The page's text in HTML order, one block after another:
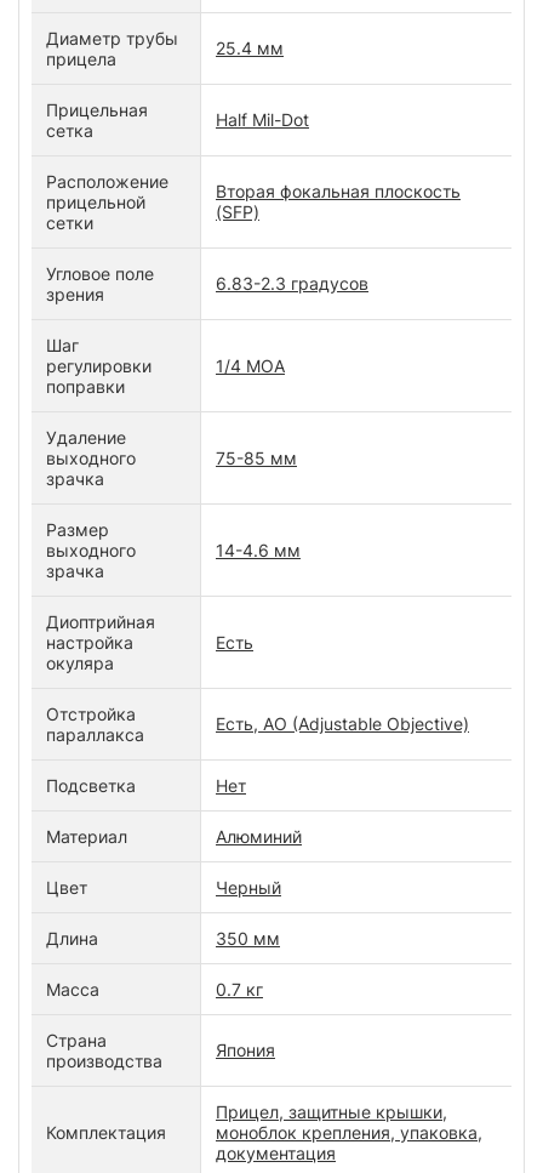
Диаметр трубы
прицела
25.4 мм
Прицельная
сетка
Half Mil-Dot
Расположение
прицельной
сетки
Вторая фокальная плоскость
(SFP)
Угловое поле
зрения
6.83-2.3 градусов
Шаг
регулировки
поправки
1/4 MOA
Удаление
выходного
зрачка
75-85 мм
Размер
выходного
зрачка
14-4.6 мм
Диоптрийная
настройка
окуляра
Есть
Отстройка
параллакса
Есть, AO (Adjustable Objective)
Подсветка Нет
Материал Алюминий
Цвет Черный
Длина 350 мм
Масса 0.7 кг
Страна
производства
Япония
Комплектация
Прицел, защитные крышки,
моноблок крепления, упаковка,
документация